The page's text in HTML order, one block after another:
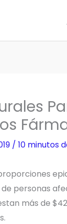
/ 10 minutos
personas
más de